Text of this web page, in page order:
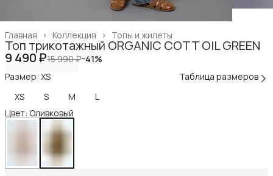
Топы и жилеты
Коллекция ›
Главная ›
Топ трикотажный ORGANIC COTT OIL GREEN
9 490 ₽15 990 ₽−41%
Размер: XS
Таблица размеров
XS
S M
L
Цвет: Оливковый